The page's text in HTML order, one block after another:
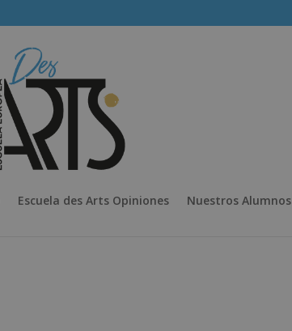
Escuela des Arts Opiniones Nuestros Alumnos